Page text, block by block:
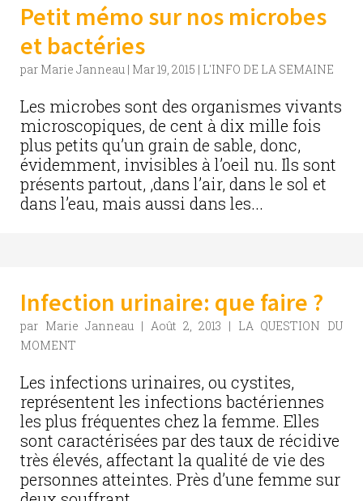
Petit mémo sur nos microbes
et bactéries
par Marie Janneau | Mar 19, 2015 | L'INFO DE LA SEMAINE
Les microbes sont des organismes vivants
microscopiques, de cent à dix mille fois
plus petits qu’un grain de sable, donc,
évidemment, invisibles à l’oeil nu. Ils sont
présents partout, ,dans l’air, dans le sol et
dans l’eau, mais aussi dans les...
Infection urinaire: que faire ?
par Marie Janneau | Août 2, 2013 | LA QUESTION DU
MOMENT
Les infections urinaires, ou cystites,
représentent les infections bactériennes
les plus fréquentes chez la femme. Elles
sont caractérisées par des taux de récidive
très élevés, affectant la qualité de vie des
personnes atteintes. Près d’une femme sur